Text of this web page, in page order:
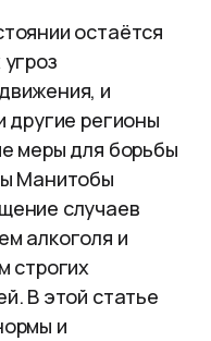
остаётся
и
другие регионы
меры для борьбы
Манитобы
случаев
алкоголя и
строгих
В этой статье
и